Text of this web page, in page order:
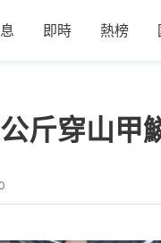
即時 熱榜
斤穿山